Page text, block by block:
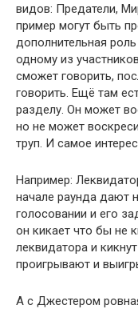
видов: Предатели,
пример могут быть
дополнительная
одному из
сможет говорить,
говорить. Ещё там
разделу. Он может
но не может
труп. И самое
Например:
начале раунда дают
голосовании и его
он кикает что бы не
леквидатора и
проигрывают и
А с Джестером